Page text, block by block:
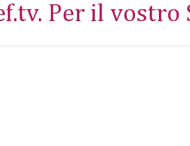
Per il vostro